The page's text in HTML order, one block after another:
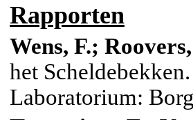
Rapporten
Wens, F.;
het Scheldebekken.
Laboratorium: